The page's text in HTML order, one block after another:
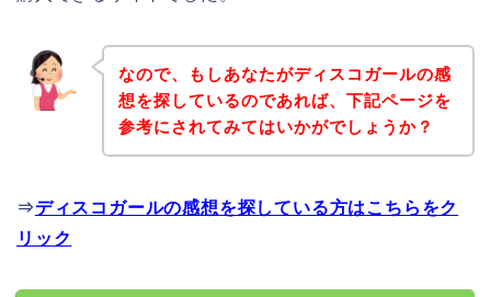
なので、もしあなたがディスコガールの感
想を探しているのであれば、下記ページを
参考にされてみてはいかがでしょうか？
⇒ディスコガールの感想を探している方はこちらをク
リック